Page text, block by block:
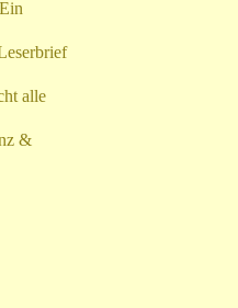
alle
&